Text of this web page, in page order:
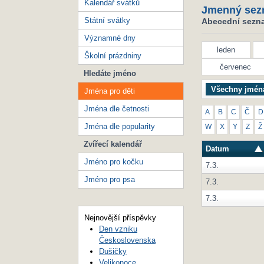
Jmenný
Abecední
leden
červenec
Všechny
A B C Č D
W X Y Z Ž
Datum
7.3.
7.3.
7.3.
Kalendář svátků
Státní svátky
Významné dny
Školní prázdniny
Hledáte jméno
Jména pro děti
Jména dle četnosti
Jména dle popularity
Zvířecí kalendář
Jméno pro kočku
Jméno pro psa
Nejnovější příspěvky
Den vzniku
Československa
Dušičky